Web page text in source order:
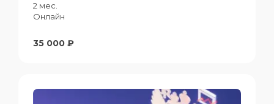
2 мес.
Онлайн
35 000 ₽